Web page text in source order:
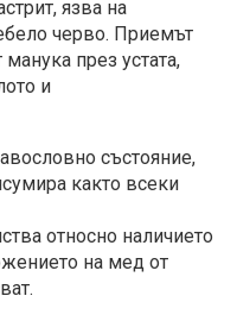
язва на
черво. Приемът
през устата,
и
състояние,
както всеки
относно наличието
на мед от